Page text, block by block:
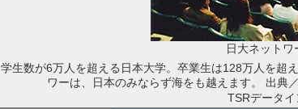
日大ネットワ
学生数が6万人を超える日本大学。卒業生は128万人を超
ワーは、日本のみならず海をも越えます。 出典
TSRデータイ